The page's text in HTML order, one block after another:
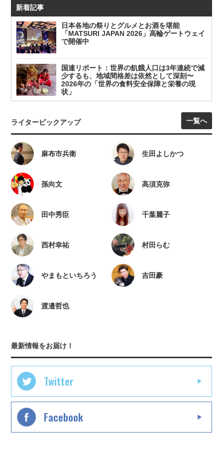
新着記事
日本各地の祭りとグルメとお酒を堪能
「MATSURI JAPAN 2026」高輪ゲートウェイ
で開催中
国連リポート：世界の飢餓人口は3年連続で減
少するも、地域間格差は依然として深刻〜
2026年の「世界の食料安全保障と栄養の現
状」
ライターピックアップ 一覧へ
麻布市兵衛 生田よしかつ
孫向文 高須克弥
田中秀臣 千葉麗子
西村幸祐 村田らむ
やまもといちろう 吉田豪
渡邉哲也
最新情報をお届け！
Twitter
Facebook